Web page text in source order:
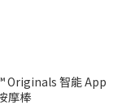
Originals 智能 App
摩棒